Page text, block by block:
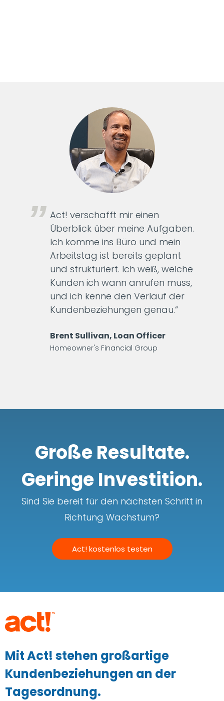
Act! verschafft mir einen
Überblick über meine Aufgaben.
Ich komme ins Büro und mein
Arbeitstag ist bereits geplant
und strukturiert. Ich weiß, welche
Kunden ich wann anrufen muss,
und ich kenne den Verlauf der
Kundenbeziehungen genau.“
Brent Sullivan, Loan Officer
Homeowner's Financial Group
Große Resultate.
Geringe Investition.
Sind Sie bereit für den nächsten Schritt in
Richtung Wachstum?
Act! kostenlos testen
Mit Act! stehen großartige
Kundenbeziehungen an der
Tagesordnung.